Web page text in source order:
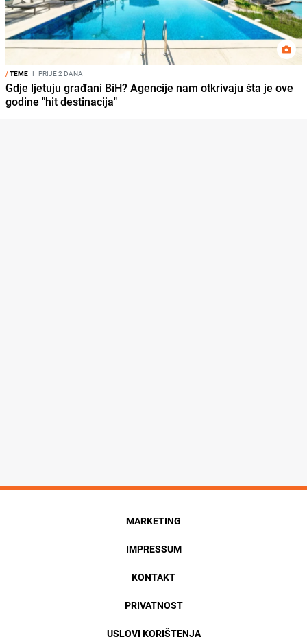
/TEME I PRIJE 2 DANA
Gdje ljetuju građani BiH? Agencije nam otkrivaju šta je ove
godine "hit destinacija"
MARKETING
IMPRESSUM
KONTAKT
PRIVATNOST
USLOVI KORIŠTENJA